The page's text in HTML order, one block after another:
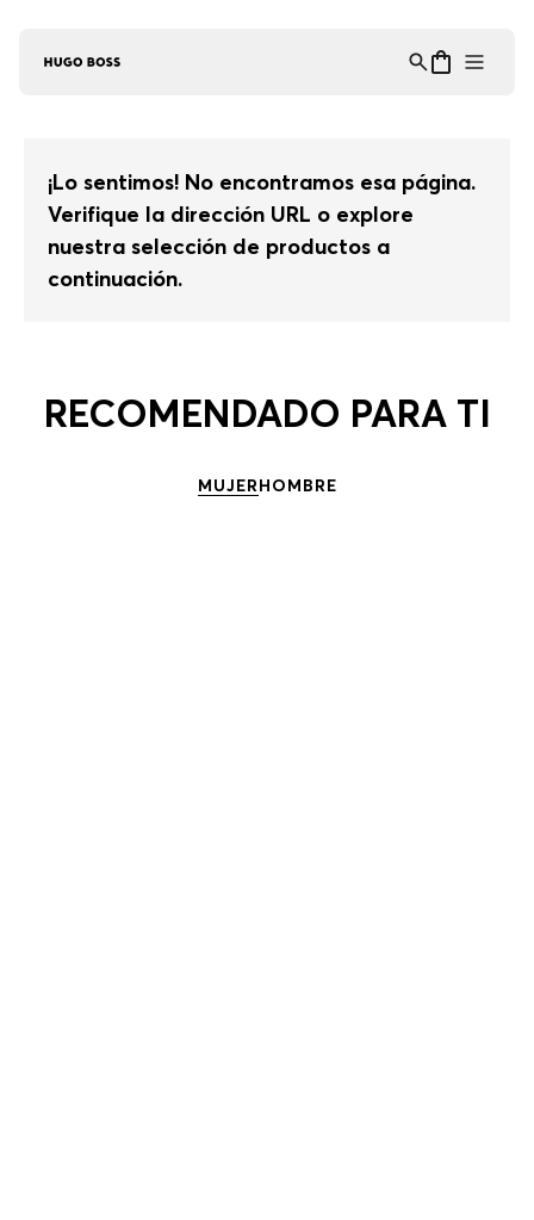
¡Lo sentimos! No encontramos esa página.
Verifique la dirección URL o explore
nuestra selección de productos a
continuación.
RECOMENDADO PARA TI
MUJERHOMBRE
Asistente Virtual
en línea ⋮